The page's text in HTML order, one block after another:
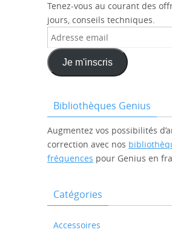
Tenez-vous au courant des
jours, conseils techniques.
Adresse
email
Je m'inscris
Bibliothèques Genius
Augmentez vos possibilités
correction avec nos
fréquences pour Genius en
Catégories
Accessoires